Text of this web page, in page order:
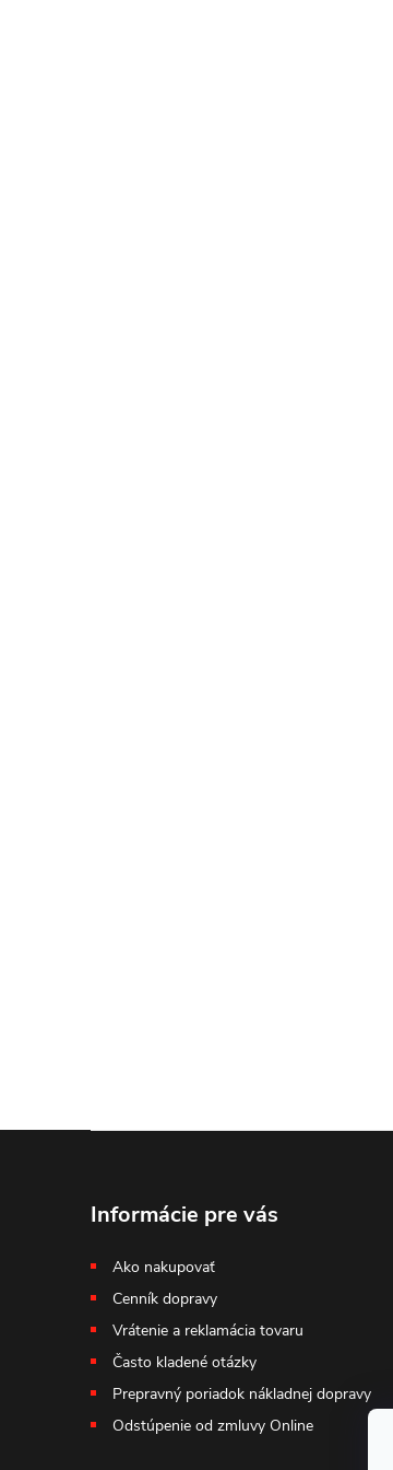
Informácie pre vás
Ako nakupovať
Cenník dopravy
Vrátenie a reklamácia tovaru
Často kladené otázky
Prepravný poriadok nákladnej dopravy
Odstúpenie od zmluvy Online